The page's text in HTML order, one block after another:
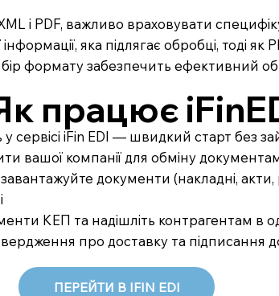
і PDF, важливо враховувати
яка підлягає обробці, тоді
формату забезпечить ефективний
у сервісі iFin EDI — швидкий старт без
вашої компанії для обміну
документи (накладні,
КЕП та надішліть контрагентам в
про доставку та підписання
ПЕРЕЙТИ В IFIN EDI
працює